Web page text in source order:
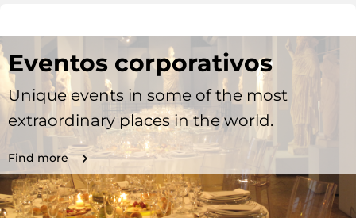
Eventos corporativos
Unique events in some of the most
extraordinary places in the world.
Find more